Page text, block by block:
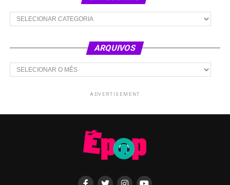
Categorias
ARQUIVOS
Arquivos
ADVERTISEMENT